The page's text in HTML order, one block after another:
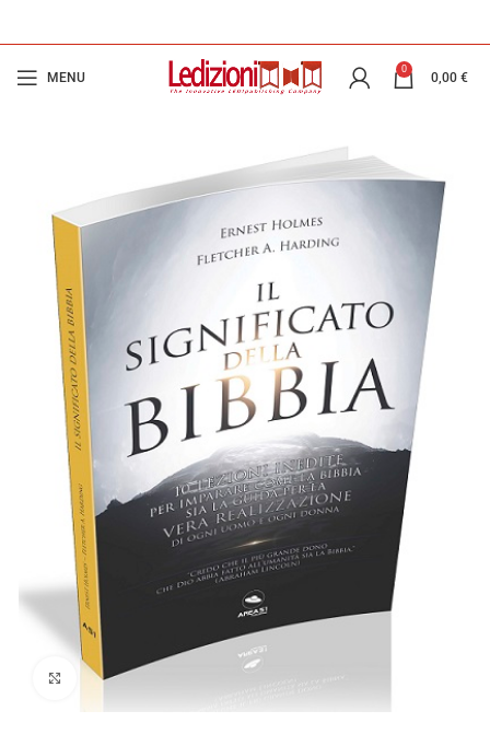
MENU
0
0,00 €
Click to enlarge